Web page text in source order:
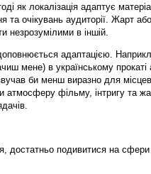
як локалізація адаптує
та очікувань аудиторії. Жарт
незрозумілими в іншій.
адаптацією.
мене) в українському прокаті
би менш виразно для
атмосферу фільму, інтригу та
достатньо подивитися на сфери